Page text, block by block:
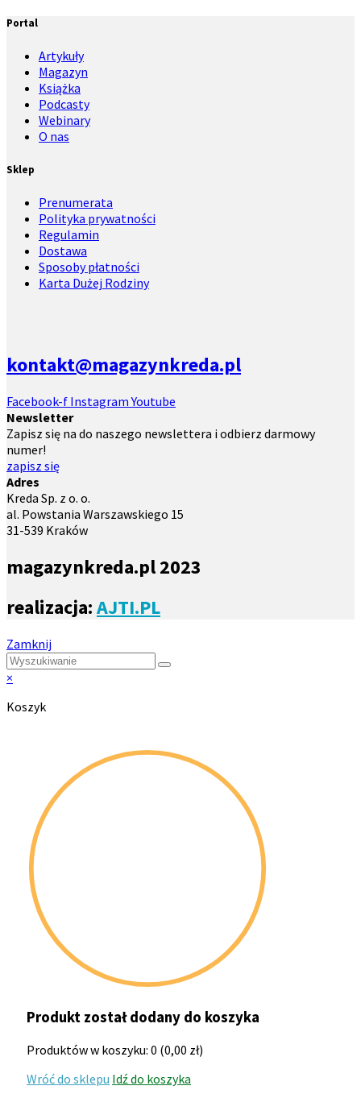
Portal
Artykuły
Magazyn
Książka
Podcasty
Webinary
O nas
Sklep
Prenumerata
Polityka prywatności
Regulamin
Dostawa
Sposoby płatności
Karta Dużej Rodziny
kontakt@magazynkreda.pl
Facebook-f Instagram Youtube
Newsletter
Zapisz się na do naszego newslettera i odbierz darmowy
numer!
zapisz się
Adres
Kreda Sp. z o. o.
al. Powstania Warszawskiego 15
31-539 Kraków
magazynkreda.pl 2023
realizacja:AJTI.PL
Zamknij
×
Koszyk
Produkt został dodany do koszyka
Produktów w koszyku: 0 (0,00 zł)
Wróć do sklepu Idź do koszyka